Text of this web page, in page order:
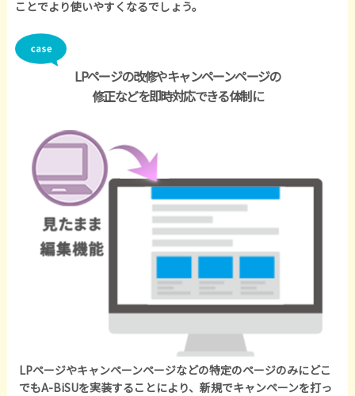
ことでより使いやすくなるでしょう。
LPページの改修やキャンペーンページの
修正などを即時対応できる体制に
LPページやキャンペーンページなどの特定のページのみにどこ
でもA-BiSUを実装することにより、新規でキャンペーンを打っ